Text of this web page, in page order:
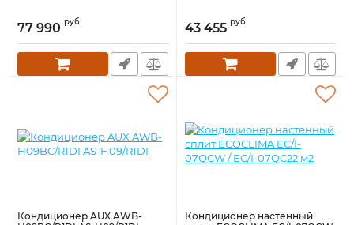
77 990 руб 43 455 руб
Кондиционер AUX AWB-
Кондиционер настенный